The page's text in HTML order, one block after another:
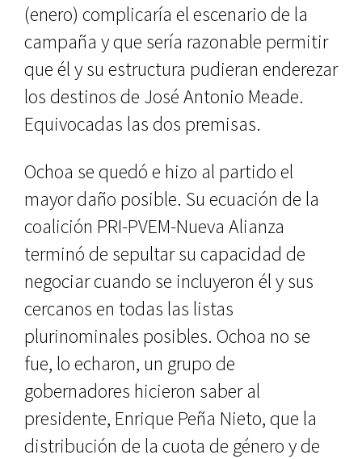
(enero) complicaría el escenario de la
campaña y que sería razonable permitir
que él y su estructura pudieran enderezar
los destinos de José Antonio Meade.
Equivocadas las dos premisas.
Ochoa se quedó e hizo al partido el
mayor daño posible. Su ecuación de la
coalición PRI-PVEM-Nueva Alianza
terminó de sepultar su capacidad de
negociar cuando se incluyeron él y sus
cercanos en todas las listas
plurinominales posibles. Ochoa no se
fue, lo echaron, un grupo de
gobernadores hicieron saber al
presidente, Enrique Peña Nieto, que la
distribución de la cuota de género y de